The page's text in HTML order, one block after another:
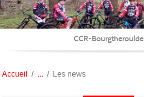
CCR-Bourgtheroulde
Accueil Les news